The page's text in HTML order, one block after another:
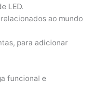
LED.
ao mundo
para adicionar
funcional e